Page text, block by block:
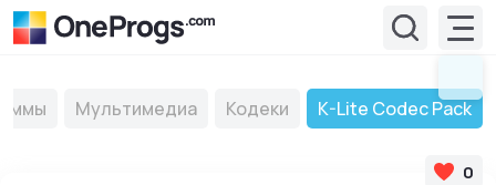
Мультимедиа Кодеки K-Lite Codec Pack
0